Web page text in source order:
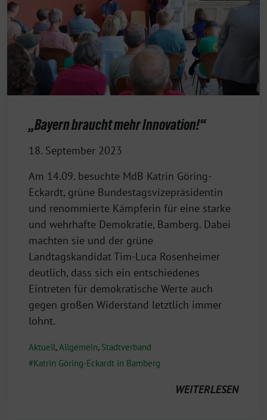
„Bayern braucht mehr Innovation!“
18. September 2023
Am 14.09. besuchte MdB Katrin Göring-
Eckardt, grüne Bundestagsvizepräsidentin
und renommierte Kämpferin für eine starke
und wehrhafte Demokratie, Bamberg. Dabei
machten sie und der grüne
Landtagskandidat Tim-Luca Rosenheimer
deutlich, dass sich ein entschiedenes
Eintreten für demokratische Werte auch
gegen großen Widerstand letztlich immer
lohnt.
Aktuell,Allgemein, Stadtverband
Katrin Göring-Eckardt in Bamberg
WEITERLESEN